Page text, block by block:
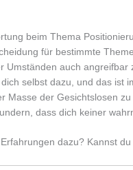
beim Thema
für bestimmte
Umständen auch angreifbar
selbst dazu, und das ist
Masse der Gesichtslosen
dass dich keiner
dazu? Kannst